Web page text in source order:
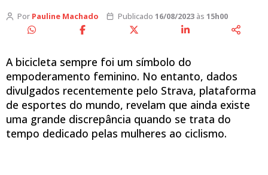
Por Pauline Machado Publicado 16/08/2023às 15h00
A bicicleta sempre foi um símbolo do
empoderamento feminino. No entanto, dados
divulgados recentemente pelo Strava, plataforma
de esportes do mundo, revelam que ainda existe
uma grande discrepância quando se trata do
tempo dedicado pelas mulheres ao ciclismo.